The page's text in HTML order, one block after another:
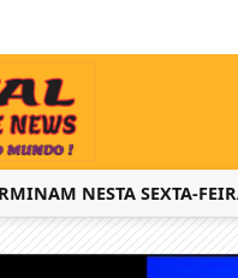
NESTA SEXTA-FEIRA